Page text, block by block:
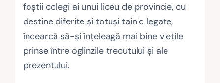
foştii colegi ai unui liceu de provincie, cu
destine diferite şi totuşi tainic legate,
încearcă să-şi înţeleagă mai bine vieţile
prinse între oglinzile trecutului şi ale
prezentului.